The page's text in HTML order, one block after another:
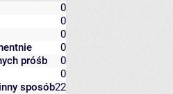
0
0
0
0
próśb
0
0
sposób22